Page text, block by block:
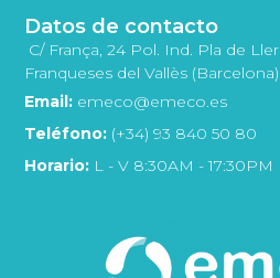
Datos de contacto
C/ França, 24 Pol. Ind. Pla de
Franqueses del Vallès (Barcelona)
Email: emeco@emeco.es
Teléfono: (+34) 93 840 50 80
Horario: L - V 8:30AM - 17:30PM